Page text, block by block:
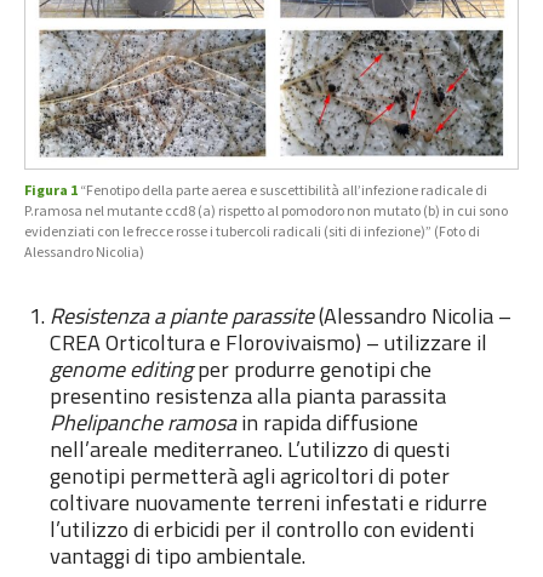
Figura 1 “Fenotipo della parte aerea e suscettibilità all’infezione radicale di
P.ramosa nel mutante ccd8 (a) rispetto al pomodoro non mutato (b) in cui sono
evidenziati con le frecce rosse i tubercoli radicali (siti di infezione)” (Foto di
Alessandro Nicolia)
Resistenza a piante parassite(Alessandro Nicolia –
CREA Orticoltura e Florovivaismo) – utilizzare il
genome editingper produrre genotipi che
presentino resistenza alla pianta parassita
Phelipanche ramosain rapida diffusione
nell’areale mediterraneo. L’utilizzo di questi
genotipi permetterà agli agricoltori di poter
coltivare nuovamente terreni infestati e ridurre
l’utilizzo di erbicidi per il controllo con evidenti
vantaggi di tipo ambientale.